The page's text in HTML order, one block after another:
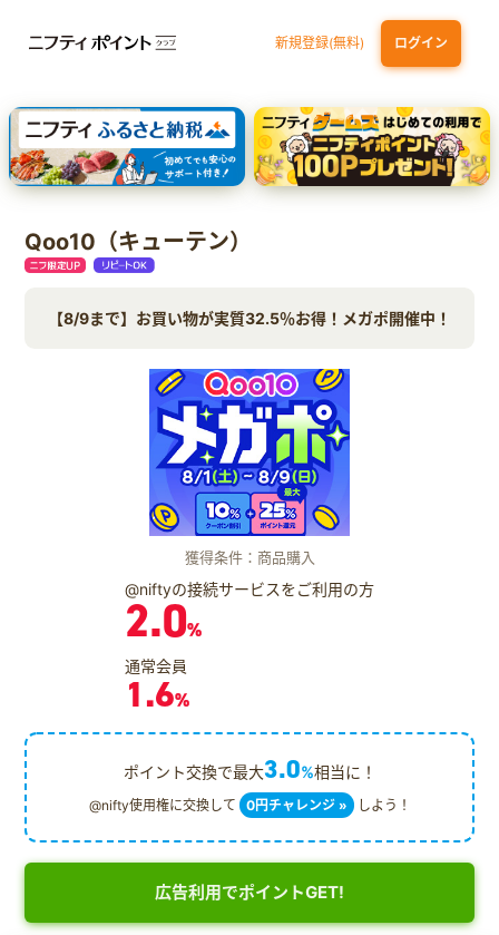
新規登録(無料) ログイン
dカード GOLD 三井住友カード ゴールド（NL）（家族カード発行）
【実質初月無料】DMM | Disney+(ディズニープラス) セットプラン
SBI証券 確定拠出年金（iDeCo）
Qoo10（キューテン）
【8/9まで】お買い物が実質32.5％お得！メガポ開催中！
獲得条件：商品購入
@niftyの接続サービスをご利用の方
2.0%
通常会員
1.6%
ポイント交換で最大3.0%相当に！
@nifty使用権に交換して 0円チャレンジ » しよう！
広告利用でポイントGET!